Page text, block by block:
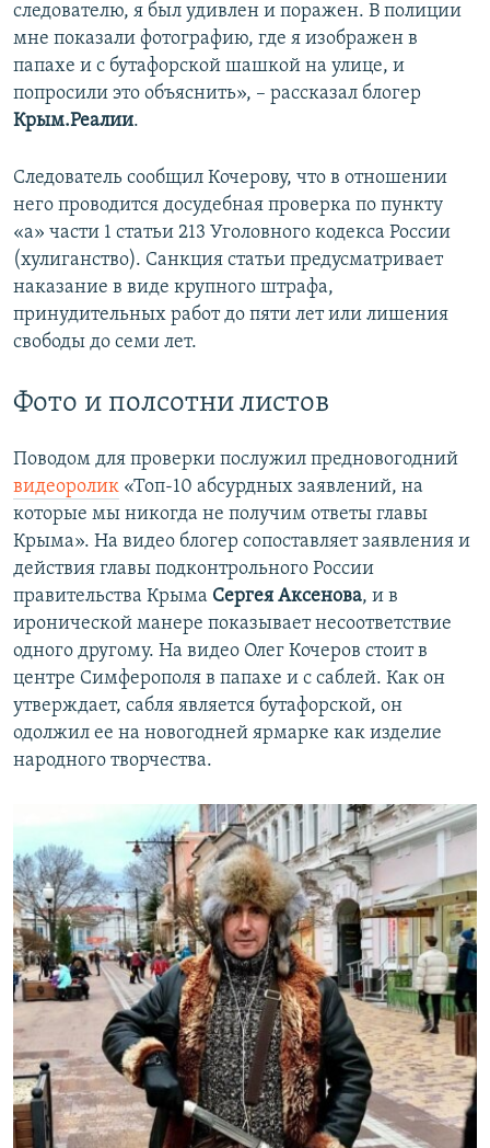
следователю, я был удивлен и поражен. В полиции
мне показали фотографию, где я изображен в
папахе и с бутафорской шашкой на улице, и
попросили это объяснить», – рассказал блогер
Крым.Реалии.
Следователь сообщил Кочерову, что в отношении
него проводится досудебная проверка по пункту
«а» части 1 статьи 213 Уголовного кодекса России
(хулиганство). Санкция статьи предусматривает
наказание в виде крупного штрафа,
принудительных работ до пяти лет или лишения
свободы до семи лет.
Фото и полсотни листов
Поводом для проверки послужил предновогодний
видеоролик «Топ-10 абсурдных заявлений, на
которые мы никогда не получим ответы главы
Крыма». На видео блогер сопоставляет заявления и
действия главы подконтрольного России
правительства Крыма Сергея Аксенова, и в
иронической манере показывает несоответствие
одного другому. На видео Олег Кочеров стоит в
центре Симферополя в папахе и с саблей. Как он
утверждает, сабля является бутафорской, он
одолжил ее на новогодней ярмарке как изделие
народного творчества.